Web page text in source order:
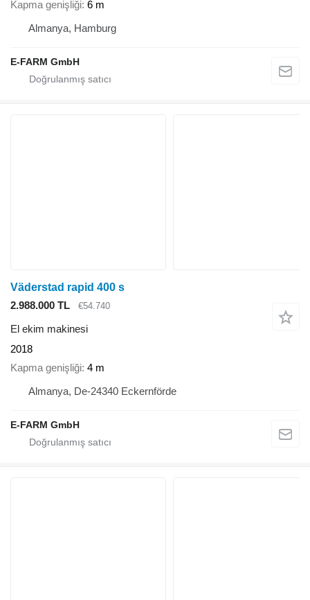
Kapma genişliği 6 m
Almanya, Hamburg
E-FARM GmbH
Väderstad rapid 400 s
2.988.000 TL
€54.740
El ekim makinesi
2018
Kapma genişliği 4 m
Almanya, De-24340 Eckernförde
E-FARM GmbH